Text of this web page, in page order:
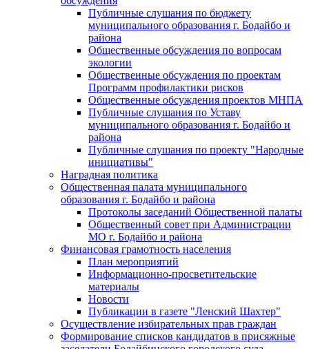
Публичные слушания по бюджету
муниципального образования г. Бодайбо и
района
Общественные обсуждения по вопросам
экологии
Общественные обсуждения по проектам
Программ профилактики рисков
Общественные обсуждения проектов МНПА
Публичные слушания по Уставу
муниципального образования г. Бодайбо и
района
Публичные слушания по проекту "Народные
инициативы"
Наградная политика
Общественная палата муниципального
образования г. Бодайбо и района
Протоколы заседаний Общественной палаты
Общественный совет при Администрации
МО г. Бодайбо и района
Финансовая грамотность населения
План мероприятий
Информационно-просветительские
материалы
Новости
Публикации в газете "Ленский Шахтер"
Осуществление избирательных прав граждан
Формирование списков кандидатов в присяжные